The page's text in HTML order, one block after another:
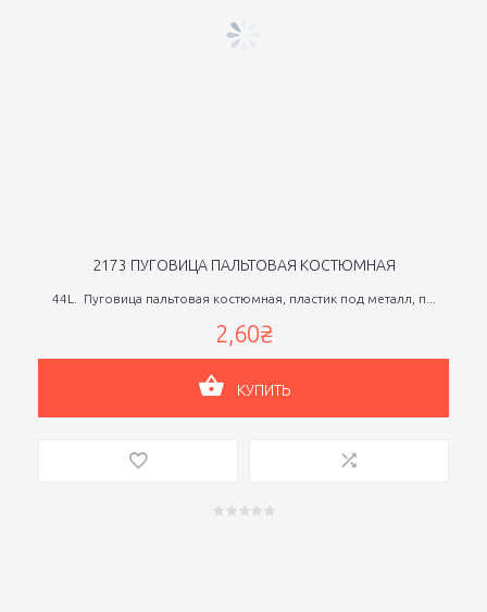
2173 ПУГОВИЦА ПАЛЬТОВАЯ КОСТЮМНАЯ
44L. Пуговица пальтовая костюмная, пластик под металл, п...
2,60₴
КУПИТЬ